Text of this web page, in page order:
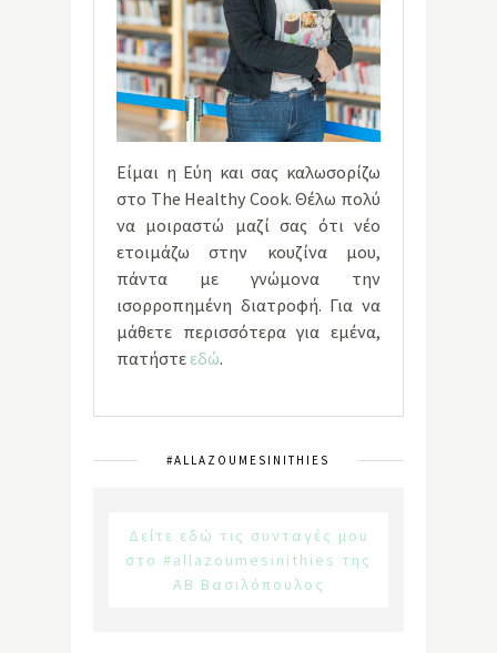
Είμαι η Εύη και σας καλωσορίζω
στο The Healthy Cook. Θέλω πολύ
να μοιραστώ μαζί σας ότι νέο
ετοιμάζω στην κουζίνα μου,
πάντα με γνώμονα την
ισορροπημένη διατροφή. Για να
μάθετε περισσότερα για εμένα,
πατήστε εδώ.
#ALLAZOUMESINITHIES
Δείτε εδώ τις συνταγές μου
στο #allazoumesinithies της
ΑΒ Βασιλόπουλος